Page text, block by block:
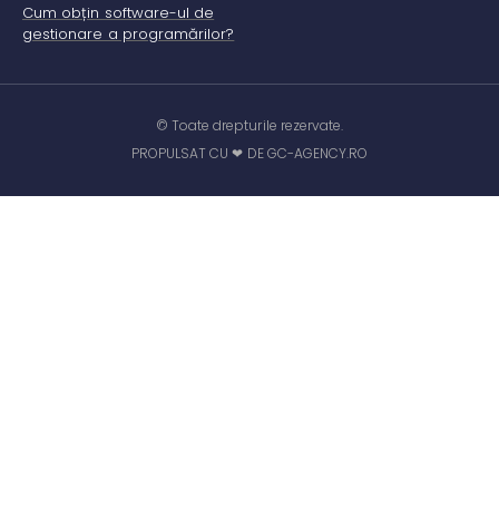
Cum obțin software-ul de
gestionare a programărilor?
© Toate drepturile rezervate.
PROPULSAT CU ❤ DE GC-AGENCY.RO